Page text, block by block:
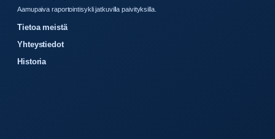
Aamupaiva raportointisykli jatkuvilla paivityksilla.
Tietoa meistä
Yhteystiedot
Historia